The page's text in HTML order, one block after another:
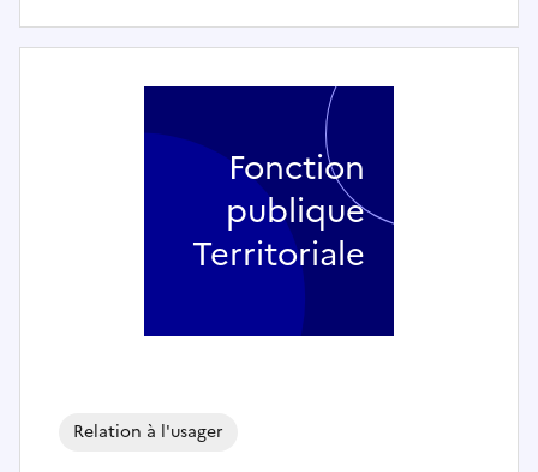
Relation à l'usager
Fonction
publique
Territoriale